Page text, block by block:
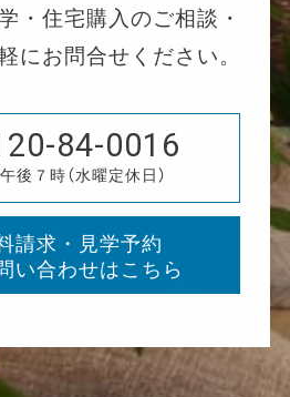
・住宅購入のご相談・
にお問合せください。
84-0016
後７時（水曜定休日）
請求・見学予約
い合わせはこちら